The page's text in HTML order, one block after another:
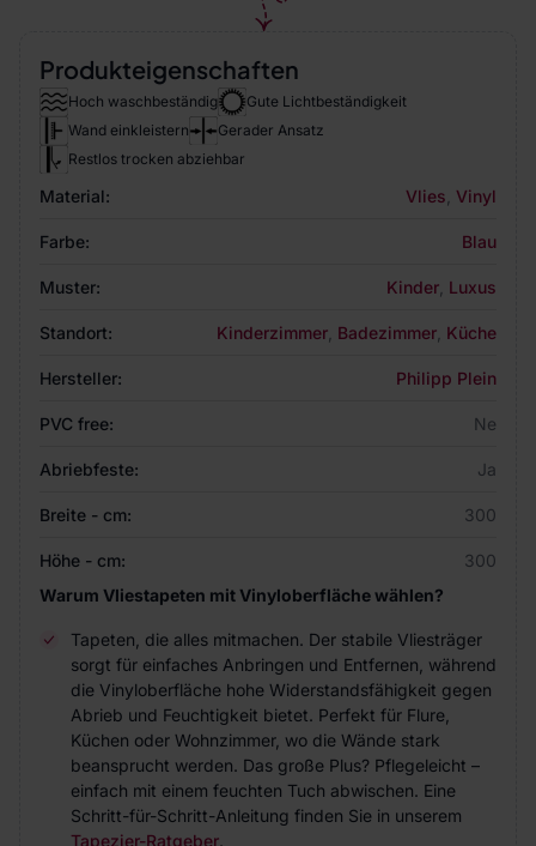
Produkteigenschaften
Hoch waschbeständig
Gute Lichtbeständigkeit
Wand einkleistern
Gerader Ansatz
Restlos trocken abziehbar
Material: Vlies Vinyl
Farbe: Blau
Muster: Kinder Luxus
Standort: Kinderzimmer Badezimmer Küche
Hersteller: Philipp Plein
PVC free: Ne
Abriebfeste: Ja
Breite - cm: 300
Höhe - cm:
300
Warum Vliestapeten mit Vinyloberfläche wählen?
Tapeten, die alles mitmachen. Der stabile Vliesträger
sorgt für einfaches Anbringen und Entfernen, während
die Vinyloberfläche hohe Widerstandsfähigkeit gegen
Abrieb und Feuchtigkeit bietet. Perfekt für Flure,
Küchen oder Wohnzimmer, wo die Wände stark
beansprucht werden. Das große Plus? Pflegeleicht –
einfach mit einem feuchten Tuch abwischen. Eine
Schritt-für-Schritt-Anleitung finden Sie in unserem
Tapezier-Ratgeber.